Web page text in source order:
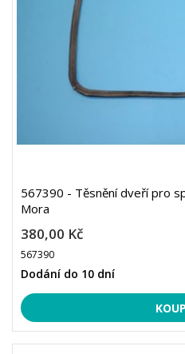
567390 - Těsnění dveří pro
Mora
380,00 Kč
567390
Dodání do 10 dní